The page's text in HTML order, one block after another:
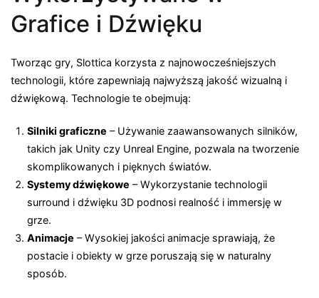
Grafice i Dźwięku
Tworząc gry, Slottica korzysta z najnowocześniejszych
technologii, które zapewniają najwyższą jakość wizualną i
dźwiękową. Technologie te obejmują:
Silniki graficzne – Używanie zaawansowanych silników,
takich jak Unity czy Unreal Engine, pozwala na tworzenie
skomplikowanych i pięknych światów.
Systemy dźwiękowe – Wykorzystanie technologii
surround i dźwięku 3D podnosi realność i immersję w
grze.
Animacje – Wysokiej jakości animacje sprawiają, że
postacie i obiekty w grze poruszają się w naturalny
sposób.